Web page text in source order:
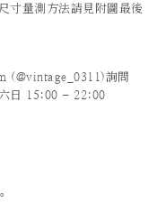
寸量測方法請見附圖最後
(@vintage_0311)詢問
日 15:00 - 22:00